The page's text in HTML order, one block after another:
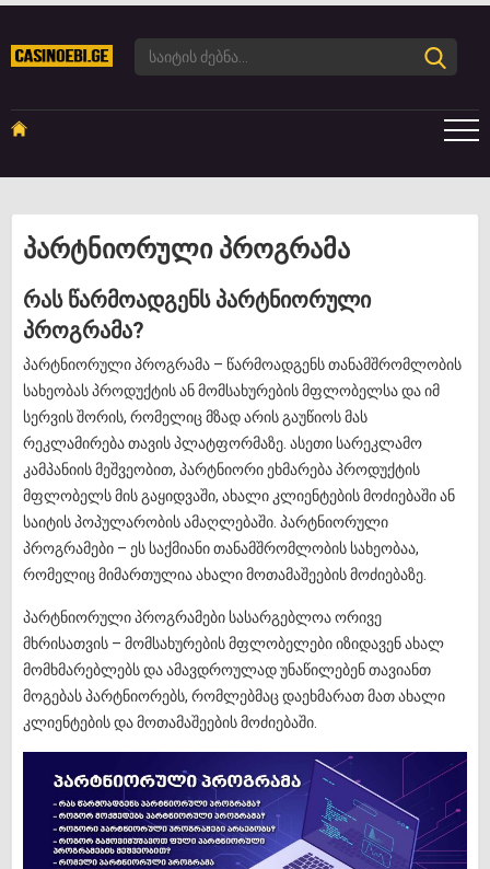
პარტნიორული პროგრამა
რას წარმოადგენს პარტნიორული
პროგრამა?
პარტნიორული პროგრამა – წარმოადგენს თანამშრომლობის
სახეობას პროდუქტის ან მომსახურების მფლობელსა და იმ
სერვის შორის, რომელიც მზად არის გაუწიოს მას
რეკლამირება თავის პლატფორმაზე. ასეთი სარეკლამო
კამპანიის მეშვეობით, პარტნიორი ეხმარება პროდუქტის
მფლობელს მის გაყიდვაში, ახალი კლიენტების მოძიებაში ან
საიტის პოპულარობის ამაღლებაში. პარტნიორული
პროგრამები – ეს საქმიანი თანამშრომლობის სახეობაა,
რომელიც მიმართულია ახალი მოთამაშეების მოძიებაზე.
პარტნიორული პროგრამები სასარგებლოა ორივე
მხრისათვის – მომსახურების მფლობელები იზიდავენ ახალ
მომხმარებლებს და ამავდროულად უნაწილებენ თავიანთ
მოგებას პარტნიორებს, რომლებმაც დაეხმარათ მათ ახალი
კლიენტების და მოთამაშეების მოძიებაში.